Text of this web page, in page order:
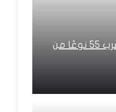
أنواع الفوبيا | اكتشف أغرب 55 نوعًا من